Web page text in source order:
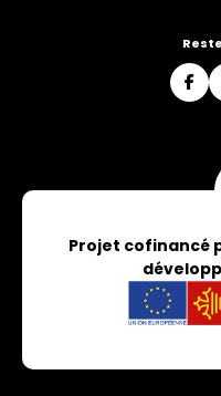
Projet cofinancé